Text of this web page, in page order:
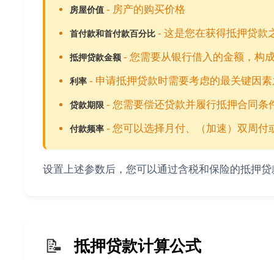
房屋价值 - 房产的购买价格
首付款和首付款百分比 - 这是您在获得抵押贷款
抵押贷款金额 - 您需要从银行借入的金额，构
利率 - 申请抵押贷款时需要考虑的最关键因
贷款期限 - 您需要偿还贷款并履行抵押合同条
付款频率 - 您可以选择月付、（加速）双周付
设置上述参数后，您可以通过含税和保险的抵押
📝 抵押贷款计算公式